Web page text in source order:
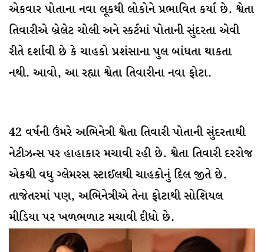
એકવાર પોતાના નવા લૂકથી લોકોને પ્રભાવિત કર્યા છે. શ્વેતા
તિવારીએ બ્રેલેટ ચોલી અને સ્કર્ટમાં પોતાની સુંદરતા એવી
રીતે દર્શાવી છે કે ચાહકો પ્રશંસાના પુલ બાંધતા થાકતા
નથી. આવો, આ રહ્યા શ્વેતા તિવારીના નવા ફોટા.
42 વર્ષની ઉંમરે અભિનેત્રી શ્વેતા તિવારી પોતાની સુંદરતાથી
નેટીઝન્સ પર હાહાકાર મચાવી રહી છે. શ્વેતા તિવારી દરરોજ
એકથી વધુ ગ્લેમરસ સ્ટાઈલથી ચાહકોનું દિલ જીતે છે.
તાજેતરમાં પણ, અભિનેત્રીએ તેના ફોટાથી સોશિયલ
મીડિયા પર ખળભળાટ મચાવી દીધો છે.